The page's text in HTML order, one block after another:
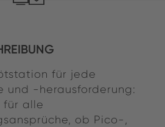
für jede
und -herausforderung:
für alle
ob Pico-,